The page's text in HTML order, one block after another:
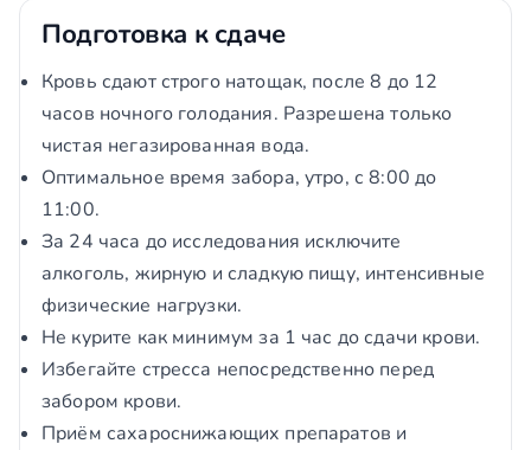
Подготовка к сдаче
Кровь сдают строго натощак, после 8 до 12
часов ночного голодания. Разрешена только
чистая негазированная вода.
Оптимальное время забора, утро, с 8:00 до
11:00.
За 24 часа до исследования исключите
алкоголь, жирную и сладкую пищу, интенсивные
физические нагрузки.
Не курите как минимум за 1 час до сдачи крови.
Избегайте стресса непосредственно перед
забором крови.
Приём сахароснижающих препаратов и